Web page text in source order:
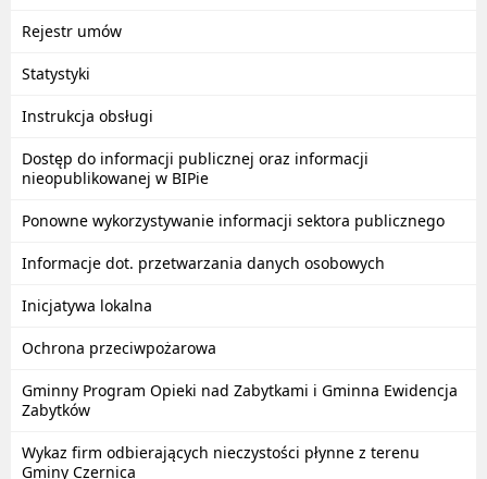
Rejestr umów
Statystyki
Instrukcja obsługi
Dostęp do informacji publicznej oraz informacji
nieopublikowanej w BIPie
Ponowne wykorzystywanie informacji sektora publicznego
Informacje dot. przetwarzania danych osobowych
Inicjatywa lokalna
Ochrona przeciwpożarowa
Gminny Program Opieki nad Zabytkami i Gminna Ewidencja
Zabytków
Wykaz firm odbierających nieczystości płynne z terenu
Gminy Czernica